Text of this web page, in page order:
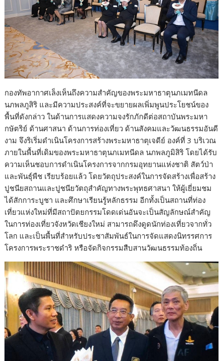
กองทัพอากาศเล็งเห็นถึงความสำคัญของพระมหาธาตุนภเมทนีดล
นภพลภูสิริ และมีความประสงค์ที่จะขยายผลเพิ่มพูนประโยชน์ของ
พื้นที่ดังกล่าว ในด้านการแสดงความจงรักภักดีต่อสถาบันพระมหา
กษัตริย์ ด้านศาสนา ด้านการท่องเที่ยว ด้านสังคมและวัฒนธรรมอันดี
งาม จึงริเริ่มดำเนินโครงการสร้างพระมหาธาตุเจดีย์ องค์ที่ 3 บริเวณ
ภายในพื้นที่เดิมของพระมหาธาตุนภเมทนีดล นภพลภูมิสิริ โดยได้รับ
ความเห็นชอบการดำเนินโครงการจากกรมอุทยานแห่งชาติ สัตว์ป่า
และพันธุ์พืช เรียบร้อยแล้ว โดยวัตถุประสงค์ในการจัดสร้างเพื่อสร้าง
ปูชนียสถานและปูชนียวัตถุสำคัญทางพระพุทธศาสนา ให้ผู้เยี่ยมชม
ได้สักการะบูชา และศึกษาเรียนรู้หลักธรรม อีกทั้งเป็นสถานที่ท่อง
เที่ยวแห่งใหม่ที่มีสถาปัตยกรรมโดดเด่นอันจะเป็นสัญลักษณ์สำคัญ
ในการท่องเที่ยวจังหวัดเชียงใหม่ สามารถดึงดูดนักท่องเที่ยวจากทั่ว
โลก และเป็นพื้นที่สำหรับประชาสัมพันธ์ในการจัดแสดงนิทรรศการ
โครงการพระราชดำริ หรือจัดกิจกรรมสืบสานวัฒนธรรมท้องถิ่น